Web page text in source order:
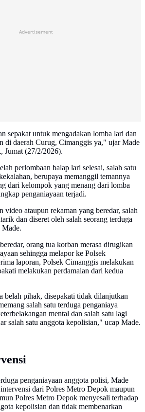
Advertisement
sepakat untuk mengadakan lomba lari dan
di daerah Curug, Cimanggis ya," ujar Made
Jumat (27/2/2026).
perlombaan balap lari selesai, salah satu
berupaya memanggil temannya
dari kelompok yang menang dari lomba
penganiayaan terjadi.
video ataupun rekaman yang beredar, salah
dan diseret oleh salah seorang terduga
orang tua korban merasa dirugikan
sehingga melapor ke Polsek
laporan, Polsek Cimanggis melakukan
melakukan perdamaian dari kedua
belah pihak, disepakati tidak dilanjutkan
salah satu terduga penganiaya
mental dan salah satu lagi
salah satu anggota kepolisian," ucap Made.
penganiayaan anggota polisi, Made
dari Polres Metro Depok maupun
Polres Metro Depok menyesali terhadap
kepolisian dan tidak membenarkan